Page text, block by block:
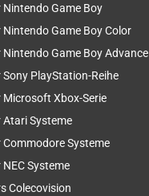
Game Boy
Game Boy Color
Game Boy Advance
PlayStation-Reihe
Xbox-Serie
Systeme
Systeme
Systeme
Colecovision